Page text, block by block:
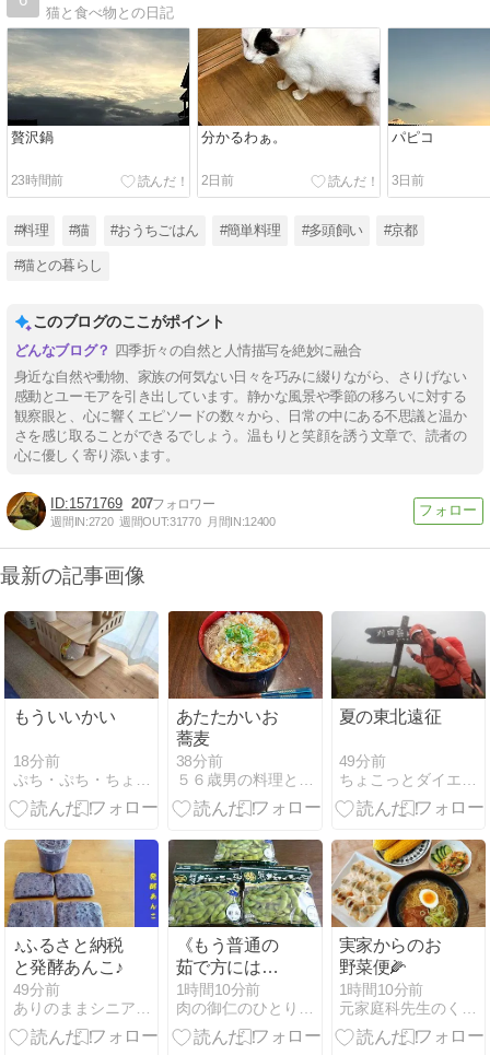
猫と食べ物との日記
贅沢鍋
23時間前
分かるわぁ。
2日前
パピコ
3日前
#料理 #猫 #おうちごはん #簡単料理 #多頭飼い #京都
#猫との暮らし
このブログのここがポイント
四季折々の自然と人情描写を絶妙に融合
身近な自然や動物、家族の何気ない日々を巧みに綴りながら、さりげない
感動とユーモアを引き出しています。静かな風景や季節の移ろいに対する
観察眼と、心に響くエピソードの数々から、日常の中にある不思議と温か
さを感じ取ることができるでしょう。温もりと笑顔を誘う文章で、読者の
心に優しく寄り添います。
1571769 207
週間IN:2720 週間OUT:31770 月間IN:12400
最新の記事画像
もういいかい
18分前
あたたかいお
蕎麦
38分前
５６歳男の料理と「乾癬」と少しの株 - 楽天ブログ
夏の東北遠征
49分前
♪ふるさと納税
と発酵あんこ♪
49分前
ありのままシニア夫婦の日常ラジオ
《もう普通の
茹で方には戻
れない…。》
だだちゃ豆の
甘みと香りが
1時間10分前
肉の御仁のひとりごと
実家からのお
野菜便🌽
1時間10分前
元家庭科先生のくらしのヒント